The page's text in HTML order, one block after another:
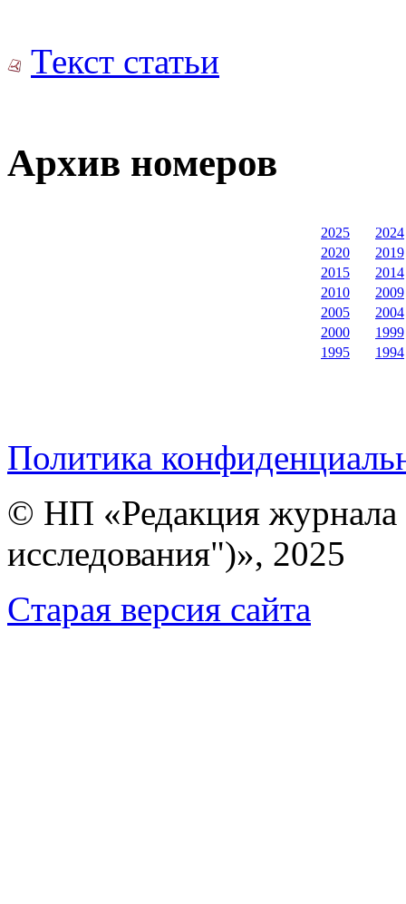
Текст статьи
Архив номеров
2025
2024
2020
2019
2015
2014
2010
2009
2005
2004
2000
1999
1995
1994
Политика
© НП «Редакция
исследования")», 2025
Cтарая версия сайта